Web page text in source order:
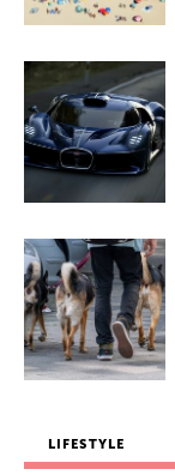
LIFESTYLE